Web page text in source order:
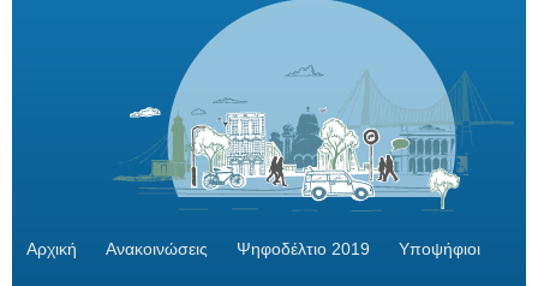
Αρχική Ανακοινώσεις Ψηφοδέλτιο 2019 Υποψήφιοι